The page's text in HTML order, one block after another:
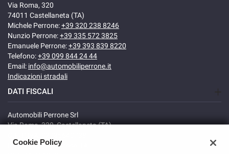
Via Roma, 320
74011 Castellaneta (TA)
Michele Perrone:+39 320 238 8246
Nunzio Perrone:+39 335 572 3825
Emanuele Perrone:+39 393 839 8220
Telefono:+39 099 844 24 44
Email: info@automobiliperrone.it
Indicazioni stradali
DATI FISCALI
Automobili Perrone Srl
Via Roma, 320, Castellaneta (TA)
Registro delle imprese: TA
Cookie Policy